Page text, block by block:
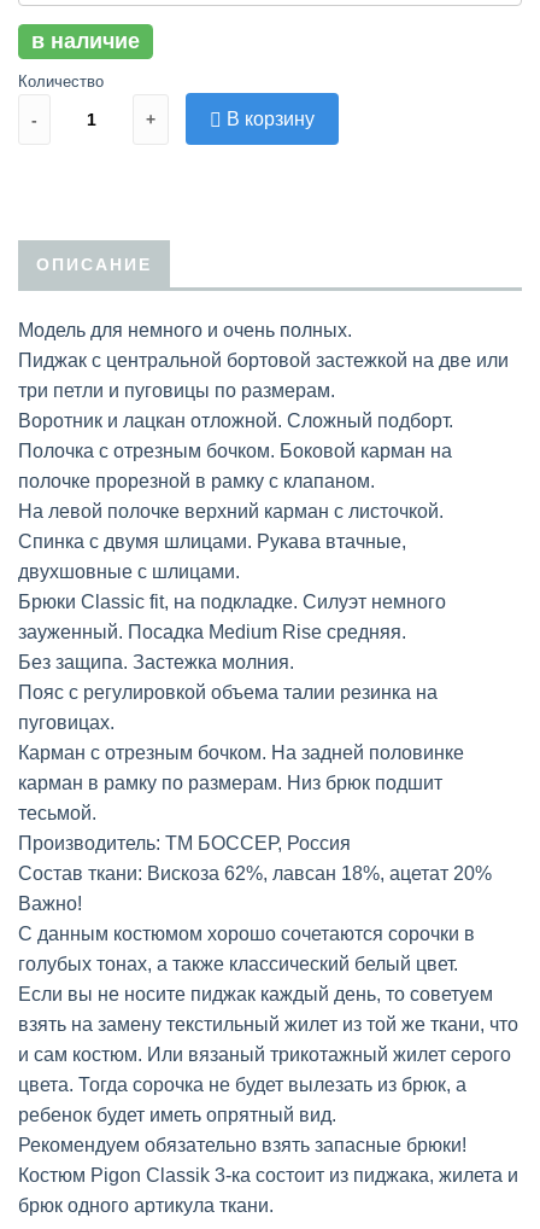
в наличие
Количество
- + В корзину
ОПИСАНИЕ
Модель для немного и очень полных.
Пиджак с центральной бортовой застежкой на две или
три петли и пуговицы по размерам.
Воротник и лацкан отложной. Сложный подборт.
Полочка с отрезным бочком. Боковой карман на
полочке прорезной в рамку с клапаном.
На левой полочке верхний карман с листочкой.
Спинка с двумя шлицами. Рукава втачные,
двухшовные с шлицами.
Брюки Classic fit, на подкладке. Силуэт немного
зауженный. Посадка Medium Rise средняя.
Без защипа. Застежка молния.
Пояс с регулировкой объема талии резинка на
пуговицах.
Карман с отрезным бочком. На задней половинке
карман в рамку по размерам. Низ брюк подшит
тесьмой.
Производитель: ТМ БОССЕР, Россия
Состав ткани: Вискоза 62%, лавсан 18%, ацетат 20%
Важно!
С данным костюмом хорошо сочетаются сорочки в
голубых тонах, а также классический белый цвет.
Если вы не носите пиджак каждый день, то советуем
взять на замену текстильный жилет из той же ткани, что
и сам костюм. Или вязаный трикотажный жилет серого
цвета. Тогда сорочка не будет вылезать из брюк, а
ребенок будет иметь опрятный вид.
Рекомендуем обязательно взять запасные брюки!
Костюм Pigon Classik 3-ка состоит из пиджака, жилета и
брюк одного артикула ткани.